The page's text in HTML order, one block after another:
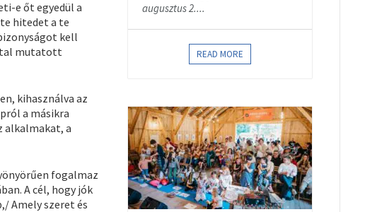
e őt egyedül a
hitedet a te
kell
mutatott
kihasználva az
a másikra
alkalmakat, a
fogalmaz
A cél, hogy jók
Amely szeret és
augusztus 2....
READ MORE